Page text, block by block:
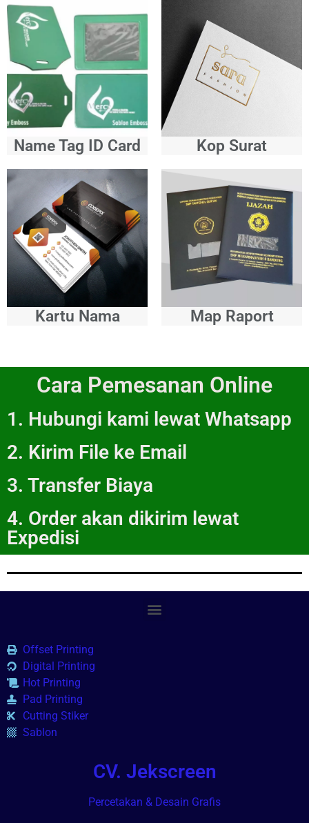
Name Tag ID Card Kop Surat
Kartu Nama Map Raport
Cara Pemesanan Online
1. Hubungi kami lewat Whatsapp
2. Kirim File ke Email
3. Transfer Biaya
4. Order akan dikirim lewat
Expedisi
Offset Printing
Digital Printing
Hot Printing
Pad Printing
Cutting Stiker
Sablon
CV. Jekscreen
Percetakan & Desain Grafis